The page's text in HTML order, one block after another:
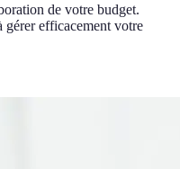
de votre budget.
gérer efficacement votre